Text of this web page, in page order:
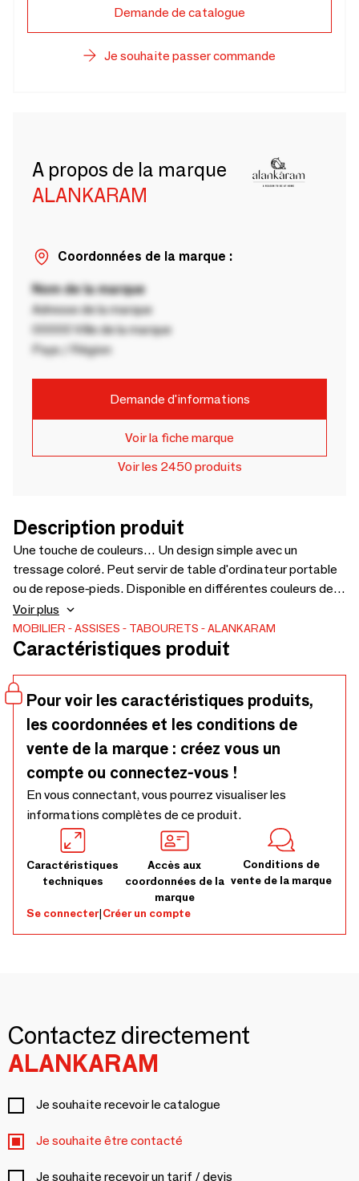
Demande de catalogue
Je souhaite passer commande
A propos de la marque
ALANKARAM
Coordonnées de la marque :
Nom de la marque
Adresse de la marque
00000 Ville de la marque
Pays / Région
Demande d'informations
Voir la fiche marque
Voir les 2450 produits
Description produit
Une touche de couleurs… Un design simple avec un
tressage coloré. Peut servir de table d'ordinateur portable
ou de repose-pieds. Disponible en différentes couleurs de
bois et de tressage – 550 x 280 x 250
Voir plus
MOBILIER ASSISES TABOURETS ALANKARAM
Caractéristiques produit
Pour voir les caractéristiques produits,
les coordonnées et les conditions de
vente de la marque : créez vous un
compte ou connectez-vous !
En vous connectant, vous pourrez visualiser les
informations complètes de ce produit.
Caractéristiques
techniques
Accès aux
coordonnées de la
marque
Conditions de
vente de la marque
Se connecter|Créer un compte
Contactez directement
ALANKARAM
Je souhaite recevoir le catalogue
Je souhaite être contacté
Je souhaite recevoir un tarif / devis